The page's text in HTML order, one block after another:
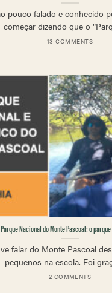
pouco falado e conhecido
começar dizendo que o
13 COMMENTS
Parque Nacional do Monte Pascoal: o
falar do Monte Pascoal
pequenos na escola. Foi
2 COMMENTS